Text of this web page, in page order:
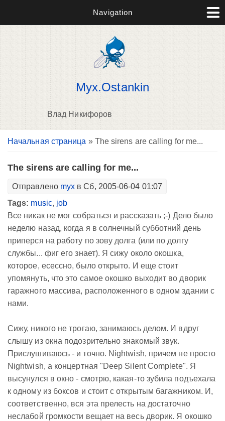
Navigation
Myx.Ostankin
Влад Никифоров
Вы здесь
Начальная страница » The sirens are calling for me...
The sirens are calling for me...
Отправлено myx в Сб, 2005-06-04 01:07
Tags: music, job
Все никак не мог собраться и рассказать ;-) Дело было
неделю назад, когда я в солнечный субботний день
приперся на работу по зову долга (или по долгу
службы... фиг его знает). Я сижу около окошка,
которое, есессно, было открыто. И еще стоит
упомянуть, что это самое окошко выходит во дворик
гаражного массива, расположенного в одном здании с
нами.
Сижу, никого не трогаю, занимаюсь делом. И вдруг
слышу из окна подозрительно знакомый звук.
Прислушиваюсь - и точно. Nightwish, причем не просто
Nightwish, а концертная "Deep Silent Complete". Я
высунулся в окно - смотрю, какая-то зубила подъехала
к одному из боксов и стоит с открытым багажником. И,
соответственно, вся эта прелесть на достаточно
неслабой громкости вещает на весь дворик. Я окошко